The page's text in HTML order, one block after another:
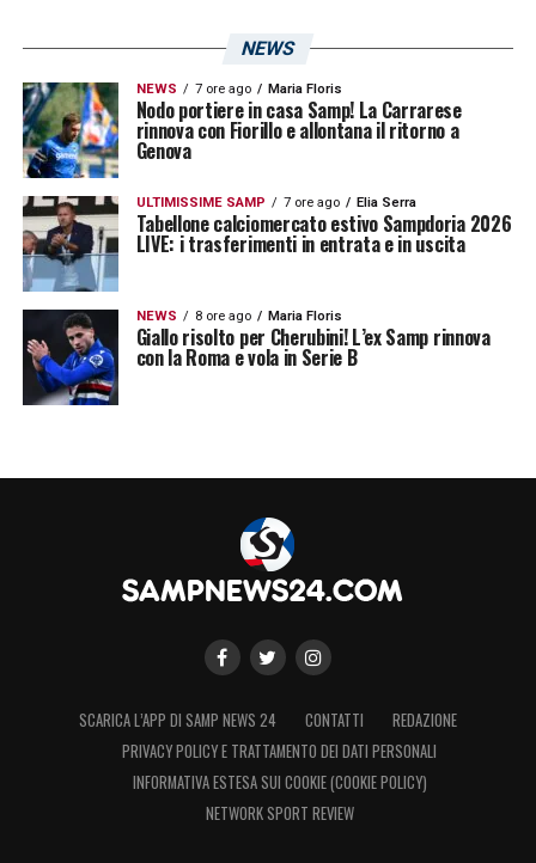
NEWS
NEWS 7 ore ago Maria Floris
Nodo portiere in casa Samp! La Carrarese
rinnova con Fiorillo e allontana il ritorno a
Genova
ULTIMISSIME SAMP 7 ore ago Elia Serra
Tabellone calciomercato estivo Sampdoria 2026
LIVE: i trasferimenti in entrata e in uscita
NEWS 8 ore ago Maria Floris
Giallo risolto per Cherubini! L’ex Samp rinnova
con la Roma e vola in Serie B
SCARICA L’APP DI SAMP NEWS 24 CONTATTI
REDAZIONE
PRIVACY POLICY E TRATTAMENTO DEI DATI PERSONALI
INFORMATIVA ESTESA SUI COOKIE (COOKIE POLICY)
NETWORK SPORT REVIEW